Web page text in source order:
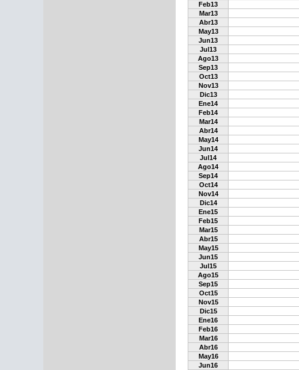
Feb13
Mar13
Abr13
May13
Jun13
Jul13
Ago13
Sep13
Oct13
Nov13
Dic13
Ene14
Feb14
Mar14
Abr14
May14
Jun14
Jul14
Ago14
Sep14
Oct14
Nov14
Dic14
Ene15
Feb15
Mar15
Abr15
May15
Jun15
Jul15
Ago15
Sep15
Oct15
Nov15
Dic15
Ene16
Feb16
Mar16
Abr16
May16
Jun16